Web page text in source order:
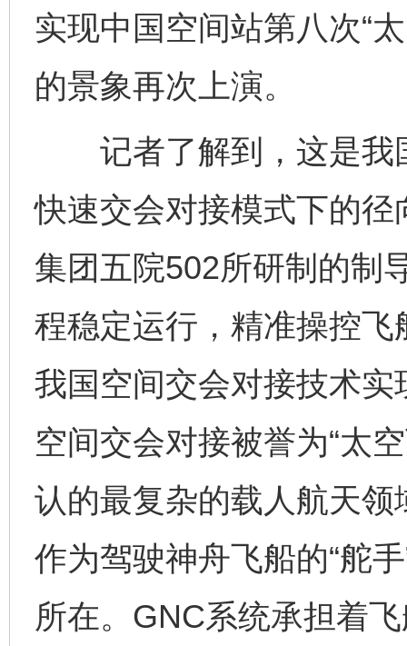
实现中国空间站第八次“
的景象再次上演。
记者了解到，这是我
快速交会对接模式下的
集团五院502所研制的制
程稳定运行，精准操控
我国空间交会对接技术实
空间交会对接被誉为“太
认的最复杂的载人航天
作为驾驶神舟飞船的“舵
所在。GNC系统承担着